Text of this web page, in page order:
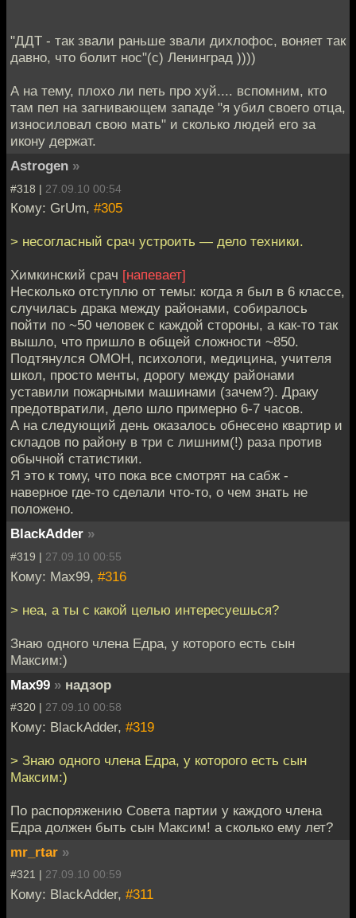
"ДДТ - так звали раньше звали дихлофос, воняет так
давно, что болит нос"(с) Ленинград ))))
А на тему, плохо ли петь про хуй.... вспомним, кто
там пел на загнивающем западе "я убил своего отца,
износиловал свою мать" и сколько людей его за
икону держат.
Astrogen »
#318 | 27.09.10 00:54
Кому: GrUm, #305
> несогласный срач устроить — дело техники.
Химкинский срач [напевает]
Несколько отступлю от темы: когда я был в 6 классе,
случилась драка между районами, собиралось
пойти по ~50 человек с каждой стороны, а как-то так
вышло, что пришло в общей сложности ~850.
Подтянулся ОМОН, психологи, медицина, учителя
школ, просто менты, дорогу между районами
уставили пожарными машинами (зачем?). Драку
предотвратили, дело шло примерно 6-7 часов.
А на следующий день оказалось обнесено квартир и
складов по району в три с лишним(!) раза против
обычной статистики.
Я это к тому, что пока все смотрят на сабж -
наверное где-то сделали что-то, о чем знать не
положено.
BlackAdder »
#319 | 27.09.10 00:55
Кому: Max99, #316
> неа, а ты с какой целью интересуешься?
Знаю одного члена Едра, у которого есть сын
Максим:)
Max99 » надзор
#320 | 27.09.10 00:58
Кому: BlackAdder, #319
> Знаю одного члена Едра, у которого есть сын
Максим:)
По распоряжению Совета партии у каждого члена
Едра должен быть сын Максим! а сколько ему лет?
mr_rtar »
#321 | 27.09.10 00:59
Кому: BlackAdder, #311